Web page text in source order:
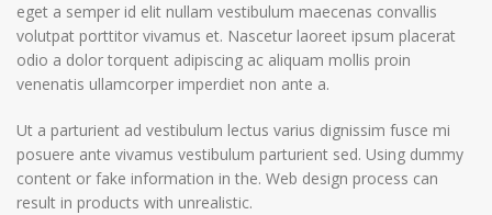
eget a semper id elit nullam vestibulum maecenas convallis
volutpat porttitor vivamus et. Nascetur laoreet ipsum placerat
odio a dolor torquent adipiscing ac aliquam mollis proin
venenatis ullamcorper imperdiet non ante a.
Ut a parturient ad vestibulum lectus varius dignissim fusce mi
posuere ante vivamus vestibulum parturient sed. Using dummy
content or fake information in the. Web design process can
result in products with unrealistic.